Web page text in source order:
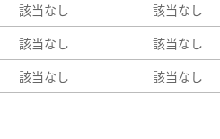
該当なし 該当なし
該当なし 該当なし
該当なし 該当なし